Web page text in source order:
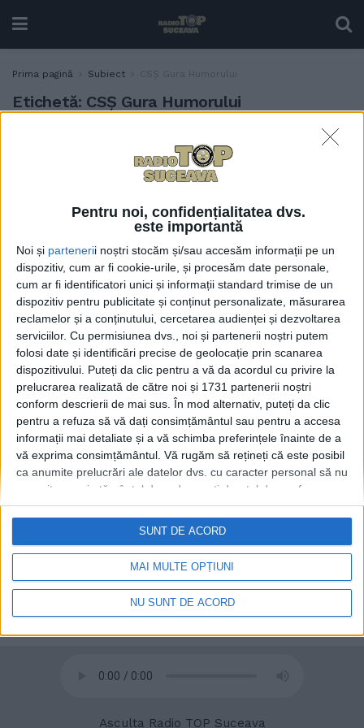
Pentru noi, confidențialitatea dvs.
este importantă
Noi și partenerii noștri stocăm și/sau accesăm informații pe un
dispozitiv, cum ar fi cookie-urile, și procesăm date personale,
cum ar fi identificatori unici și informații standard trimise de un
dispozitiv pentru publicitate și conținut personalizate, măsurarea
reclamelor și a conținutului, cercetarea audienței și dezvoltarea
serviciilor. Cu permisiunea dvs., noi și partenerii noștri putem
folosi date și identificări precise de geolocație prin scanarea
dispozitivului. Puteți da clic pentru a vă da acordul cu privire la
prelucrarea realizată de către noi și 1731 partenerii noștri
conform descrierii de mai sus. În mod alternativ, puteți da clic
pentru a refuza să vă dați consimțământul sau pentru a accesa
informații mai detaliate și a vă schimba preferințele înainte de a
vă exprima consimțământul. Vă rugăm să rețineți că este posibil
ca anumite prelucrări ale datelor dvs. cu caracter personal să nu
necesite consimțământul dvs., dar aveți dreptul de a refuza o
astfel de prelucrare. Preferințele dvs. se vor aplica numai
și făcând clic pe butonul "Confidențialitate" din partea de jos a
MAI MULTE OPȚIUNI
NU SUNT DE ACORD
SUNT DE ACORD
Prima pagină Subiect CSȘ Gura Humorului
Etichetă: CSȘ Gura Humorului
Peste 270 de profesori de
educație fizică și sport,
tehnicieni sportivi și
în cadrul unui program
dedicat rugby-ului
9 MARTIE, 2026
SPORT
Gura Humorului participă
la un turneu național de
rugby cu patru echipe de
copii cu vîrste de la 7 la 12
ani
24 IULIE, 2025
Patru sportivi care au făcut
junioratul la CSȘ Gura
Humorului, în lotul echipei
SCM USV Timișoara, care a
cîștigat Liga de Rugby
10 SEPTEMBRIE, 2024
Asculta Radio TOP Suceava